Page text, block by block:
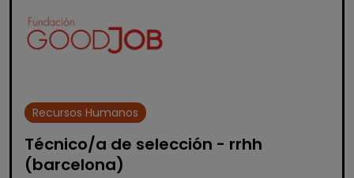
Recursos Humanos
Técnico/a de selección - rrhh
(barcelona)